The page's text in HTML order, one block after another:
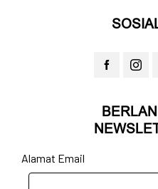
Alamat Email